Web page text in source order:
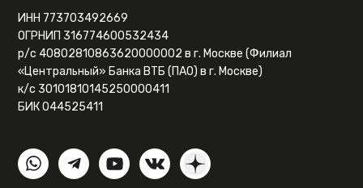
ИНН 773703492669
ОГРНИП 316774600532434
р/с 40802810863620000002 в г. Москве (Филиал
«Центральный» Банка ВТБ (ПАО) в г. Москве)
к/с 30101810145250000411
БИК 044525411